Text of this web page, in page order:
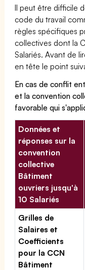
Il peut être difficile
code du travail
règles spécifiques
collectives dont la
Salariés. Avant de
en tête le point
En cas de conflit
et la convention
favorable qui
Données et
réponses sur la
convention
collective
Bâtiment
ouvriers jusqu'à
10 Salariés
Grilles de
Salaires et
Coefficients
pour la CCN
Bâtiment